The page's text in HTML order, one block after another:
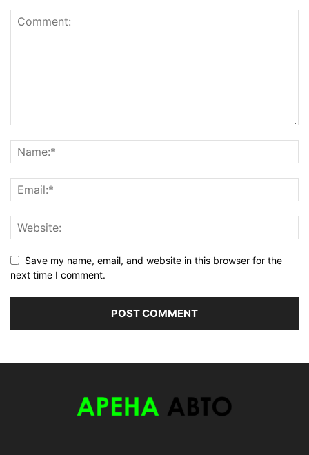
Save my name, email, and website in this browser for the
next time I comment.